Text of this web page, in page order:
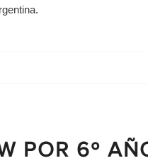
POR 6º